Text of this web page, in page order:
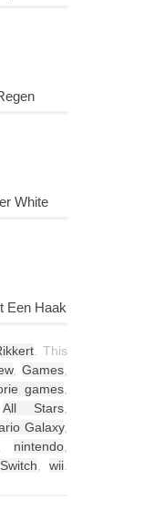
White
Een Haak
. This
, Games,
games,
All Stars,
Galaxy,
nintendo,
Switch,wii.